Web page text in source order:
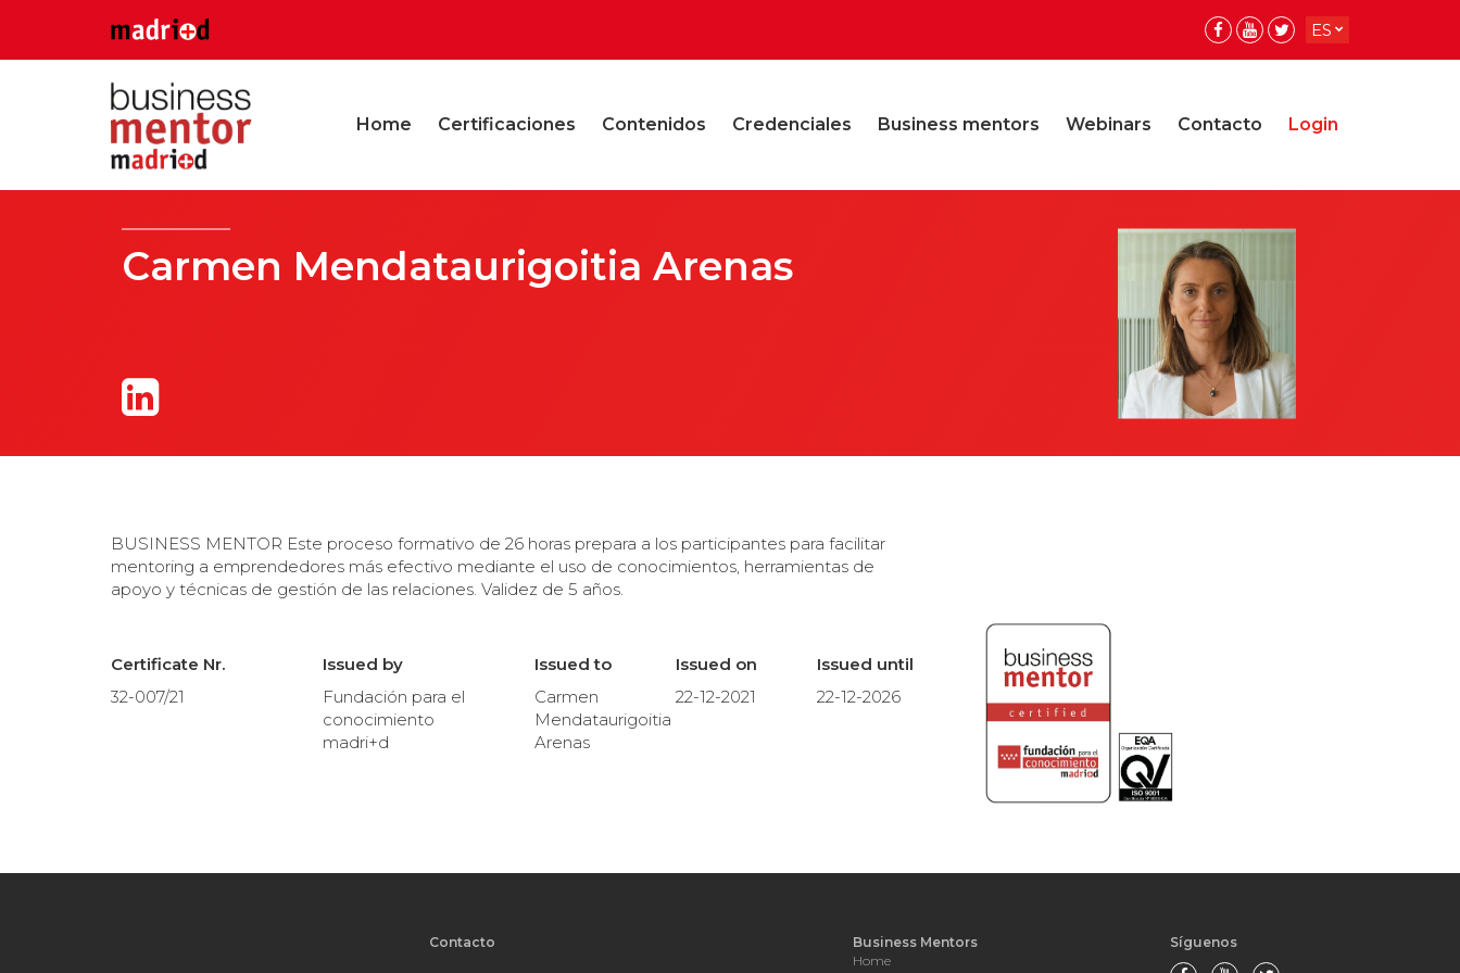
ES
EN
Home Certificaciones Contenidos Credenciales Business mentors Webinars Contacto Login
Carmen Mendataurigoitia Arenas
BUSINESS MENTOR Este proceso formativo de 26 horas prepara a los participantes para facilitar
mentoring a emprendedores más efectivo mediante el uso de conocimientos, herramientas de
apoyo y técnicas de gestión de las relaciones. Validez de 5 años.
Certificate Nr.
32-007/21
Issued by
Fundación para el
conocimiento
madri+d
Issued to
Carmen
Mendataurigoitia
Arenas
Issued on
22-12-2021
Issued until
22-12-2026
Contacto
Business Mentors
Home
Síguenos